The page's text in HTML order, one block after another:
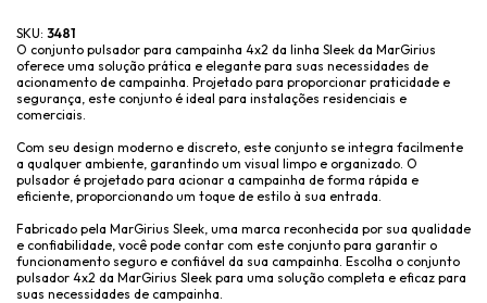
SKU: 3481
O conjunto pulsador para campainha 4x2 da linha Sleek da MarGirius
oferece uma solução prática e elegante para suas necessidades de
acionamento de campainha. Projetado para proporcionar praticidade e
segurança, este conjunto é ideal para instalações residenciais e
comerciais.
Com seu design moderno e discreto, este conjunto se integra facilmente
a qualquer ambiente, garantindo um visual limpo e organizado. O
pulsador é projetado para acionar a campainha de forma rápida e
eficiente, proporcionando um toque de estilo à sua entrada.
Fabricado pela MarGirius Sleek, uma marca reconhecida por sua qualidade
e confiabilidade, você pode contar com este conjunto para garantir o
funcionamento seguro e confiável da sua campainha. Escolha o conjunto
pulsador 4x2 da MarGirius Sleek para uma solução completa e eficaz para
suas necessidades de campainha.